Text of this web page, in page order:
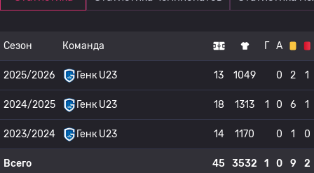
Сезон Команда Г А
2025/2026 Генк U23 13 1049 0 2 1
2024/2025 Генк U23 18 1313 1 0 6 1
2023/2024 Генк U23 14 1170 0 1 0
Всего 45 3532 1 0 9 2